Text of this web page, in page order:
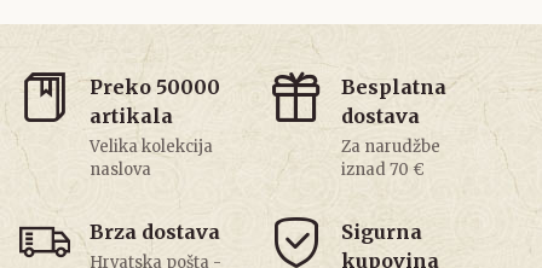
Preko 50000
artikala
Velika kolekcija
naslova
Besplatna
dostava
Za narudžbe
iznad 70 €
Brza dostava
Hrvatska pošta -
Sigurna
kupovina